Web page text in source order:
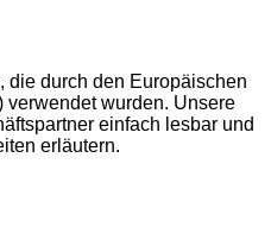
die durch den Europäischen
verwendet wurden. Unsere
einfach lesbar und
erläutern.